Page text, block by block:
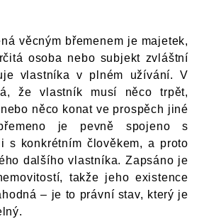
věcným břemenem je majetek,
osoba nebo subjekt zvláštní
vlastníka v plném užívání. V
že vlastník musí něco trpět,
něco konat ve prospěch jiné
je pevně spojeno s
s konkrétním člověkem, a proto
dalšího vlastníka. Zapsáno je
takže jeho existence
– je to právní stav, který je